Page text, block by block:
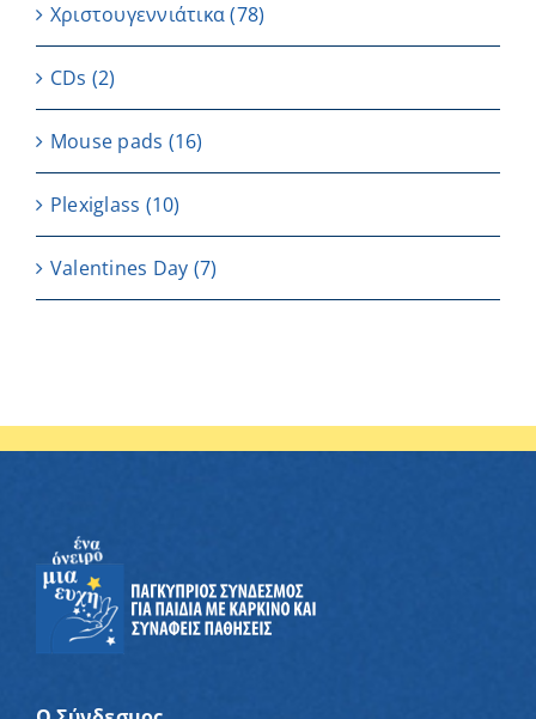
Χριστουγεννιάτικα(78)
CDs (2)
Μouse pads (16)
Plexiglass (10)
Valentines Day (7)